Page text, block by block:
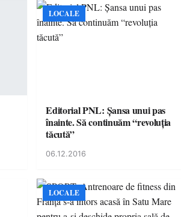
LOCALE
Editorial PNL: Șansa unui pas
înainte. Să continuăm “revoluția
tăcută”
06.12.2016
LOCALE